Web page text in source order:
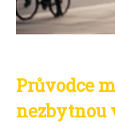
Průvodce
nezbytnou